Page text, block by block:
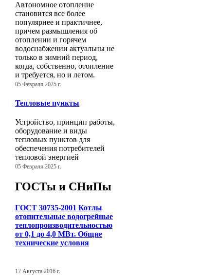
Автономное отопление
становится все более
популярнее и практичнее,
причем размышления об
отоплении и горячем
водоснабжении актуальны не
только в зимний период,
когда, собственно, отопление
и требуется, но и летом.
05 Февраля 2025 г.
Тепловые пункты
Устройство, принцип работы,
оборудование и виды
тепловых пунктов для
обеспечения потребителей
тепловой энергией
05 Февраля 2025 г.
ГОСТы и СНиПы
ГОСТ 30735-2001 Котлы
отопительные водогрейные
теплопроизводительностью
от 0,1 до 4,0 МВт. Общие
технические условия
17 Августа 2016 г.